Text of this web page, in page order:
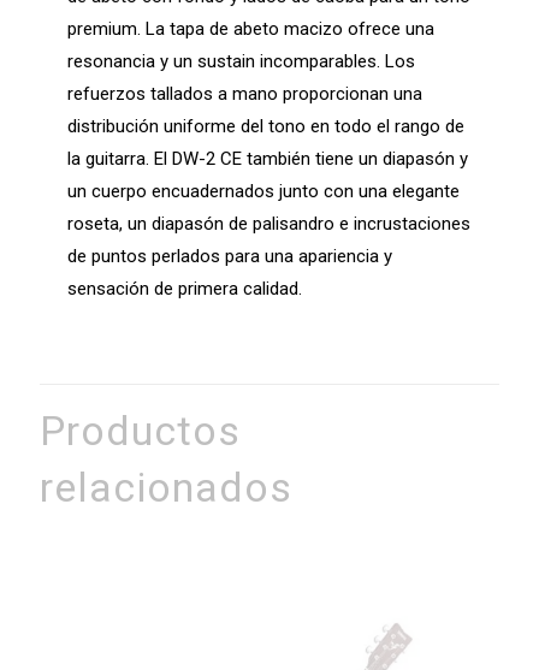
premium. La tapa de abeto macizo ofrece una
resonancia y un sustain incomparables. Los
refuerzos tallados a mano proporcionan una
distribución uniforme del tono en todo el rango de
la guitarra. El DW-2 CE también tiene un diapasón y
un cuerpo encuadernados junto con una elegante
roseta, un diapasón de palisandro e incrustaciones
de puntos perlados para una apariencia y
sensación de primera calidad.
Productos
relacionados